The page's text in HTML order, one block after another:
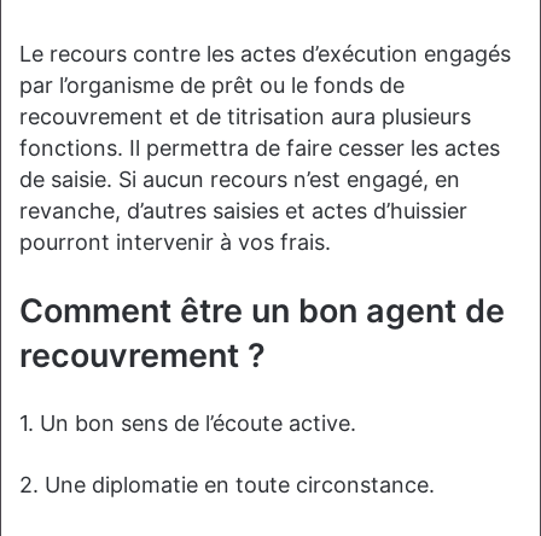
Le recours contre les actes d’exécution engagés
par l’organisme de prêt ou le fonds de
recouvrement et de titrisation aura plusieurs
fonctions. Il permettra de faire cesser les actes
de saisie. Si aucun recours n’est engagé, en
revanche, d’autres saisies et actes d’huissier
pourront intervenir à vos frais.
Comment être un bon agent de
recouvrement ?
1. Un bon sens de l’écoute active.
2. Une diplomatie en toute circonstance.